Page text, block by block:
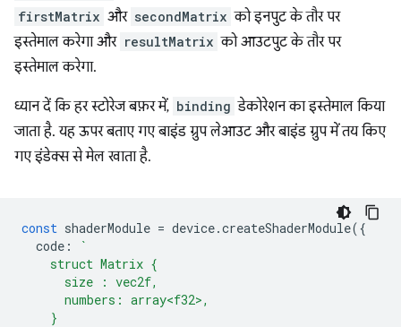
firstMatrix और secondMatrix को इनपुट के तौर पर
इस्तेमाल करेगा और resultMatrix को आउटपुट के तौर पर
इस्तेमाल करेगा.
ध्यान दें कि हर स्टोरेज बफ़र में, binding डेकोरेशन का इस्तेमाल किया
जाता है. यह ऊपर बताए गए बाइंड ग्रुप लेआउट और बाइंड ग्रुप में तय किए
गए इंडेक्स से मेल खाता है.
const shaderModule = device.createShaderModule({
code :
`
    struct Matrix {
      size : vec2f,
      numbers: array<f32>,
    }